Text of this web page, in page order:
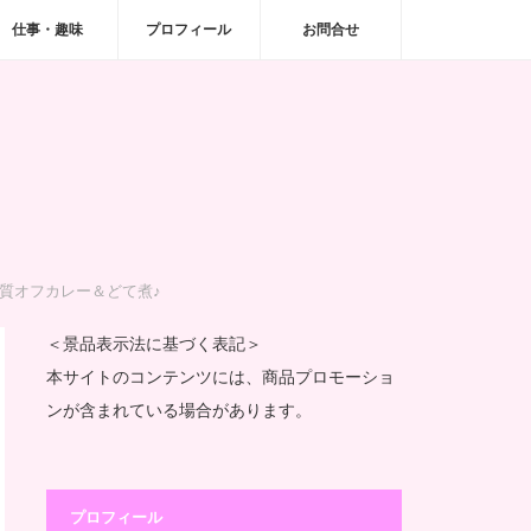
仕事・趣味 プロフィール お問合せ
オフカレー＆どて煮♪
＜景品表示法に基づく表記＞
本サイトのコンテンツには、商品プロモーショ
ンが含まれている場合があります。
プロフィール